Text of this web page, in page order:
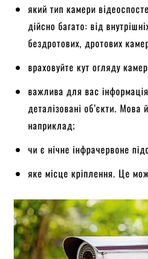
який тип камери
дійсно багато: від
бездротових, дротових
враховуйте кут огляду
важлива для вас
деталізовані об’єкти. Мова
наприклад;
чи є нічне інфрачервоне
яке місце кріплення. Це